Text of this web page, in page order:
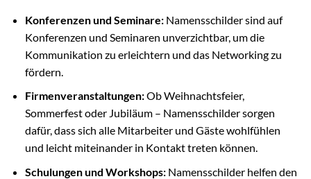
Konferenzen und Seminare:Namensschilder sind auf
Konferenzen und Seminaren unverzichtbar, um die
Kommunikation zu erleichtern und das Networking zu
fördern.
Firmenveranstaltungen:Ob Weihnachtsfeier,
Sommerfest oder Jubiläum – Namensschilder sorgen
dafür, dass sich alle Mitarbeiter und Gäste wohlfühlen
und leicht miteinander in Kontakt treten können.
Schulungen und Workshops:Namensschilder helfen den